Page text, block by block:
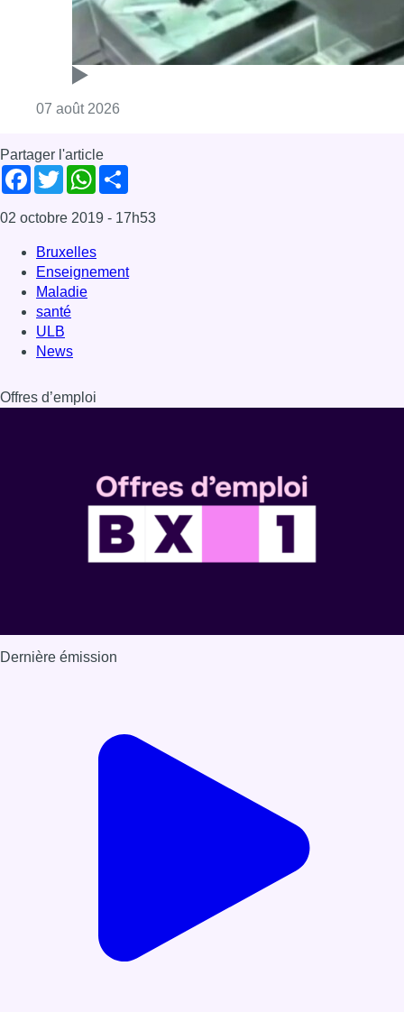
07 août 2026
Partager l'article
Facebook
TwitterWhatsApp
02 octobre 2019 - 17h53
Bruxelles
Enseignement
Maladie
santé
ULB
News
Offres d’emploi
Dernière émission